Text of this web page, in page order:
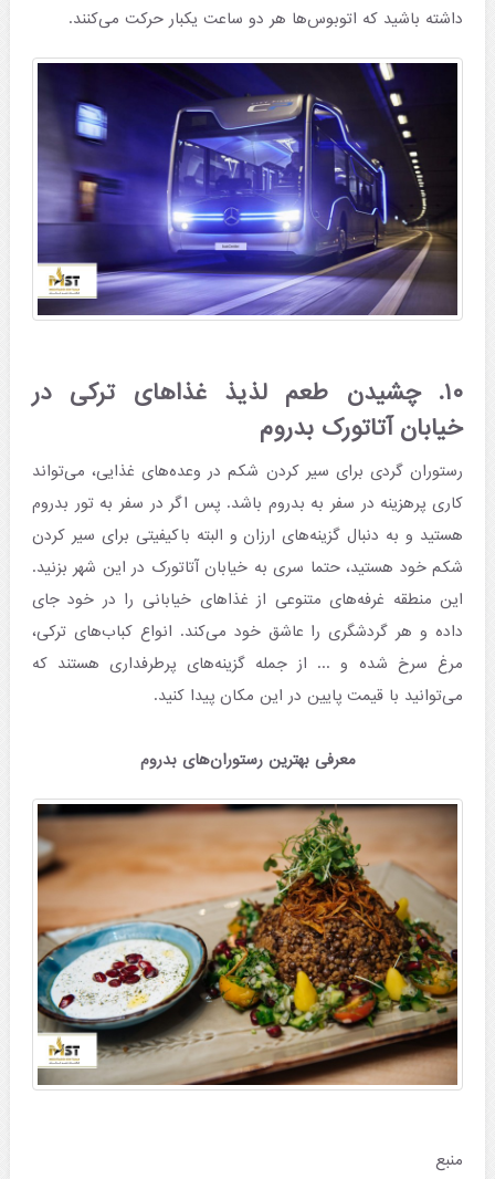
داشته باشید که اتوبوس‌ها هر دو ساعت یکبار حرکت می‌کنند.
۱۰. چشیدن طعم لذیذ غذاهای ترکی در
خیابان آتاتورک بدروم
رستوران گردی برای سیر کردن شکم در وعده‌های غذایی، می‌تواند
کاری پرهزینه در سفر به بدروم باشد. پس اگر در سفر به تور بدروم
هستید و به دنبال گزینه‌های ارزان و البته باکیفیتی برای سیر کردن
شکم خود هستید، حتما سری به خیابان آتاتورک در این شهر بزنید.
این منطقه غرفه‌های متنوعی از غذاهای خیابانی را در خود جای
داده و هر گردشگری را عاشق خود می‌کند. انواع کباب‌های ترکی،
مرغ سرخ شده و ... از جمله گزینه‌های پرطرفداری هستند که
می‌توانید با قیمت پایین در این مکان پیدا کنید.
معرفی بهترین رستوران‌های بدروم
منبع